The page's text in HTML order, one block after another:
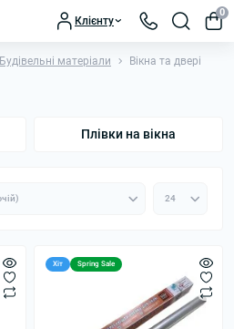
Клієнту
0
Будівельні матеріали Вікна та двері
Плівки на вікна
Хіт Spring Sale